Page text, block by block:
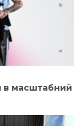
в масштабний